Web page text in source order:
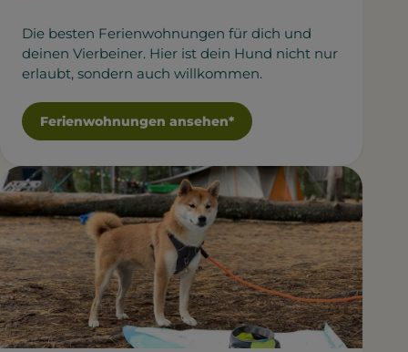
Die besten Ferienwohnungen für dich und
deinen Vierbeiner. Hier ist dein Hund nicht nur
erlaubt, sondern auch willkommen.
Ferienwohnungen ansehen*